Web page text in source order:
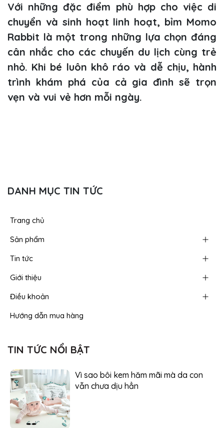
Với những đặc điểm phù hợp cho việc di
chuyển và sinh hoạt linh hoạt, bỉm Momo
Rabbit là một trong những lựa chọn đáng
cân nhắc cho các chuyến du lịch cùng trẻ
nhỏ. Khi bé luôn khô ráo và dễ chịu, hành
trình khám phá của cả gia đình sẽ trọn
vẹn và vui vẻ hơn mỗi ngày.
DANH MỤC TIN TỨC
Trang chủ
Sản phẩm
Tin tức
Giới thiệu
Điều khoản
Hướng dẫn mua hàng
TIN TỨC NỔI BẬT
Vì sao bôi kem hăm mãi mà da con
vẫn chưa dịu hẳn